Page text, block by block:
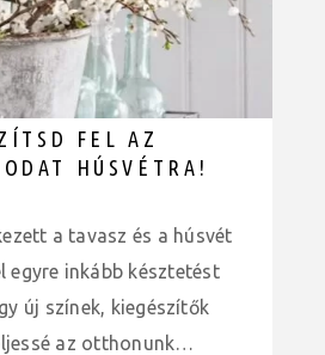
FEL AZ
HÚSVÉTRA!
a tavasz és a húsvét
egyre inkább késztetést
új színek, kiegészítők
az otthonunk…